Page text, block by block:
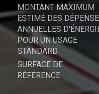
MONTANT MAXIMUM
ESTIMÉ DES
ANNUELLES
POUR UN USAGE
STANDARD
SURFACE DE
RÉFÉRENCE